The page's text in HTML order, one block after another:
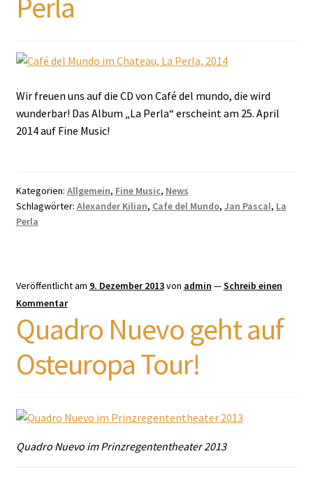
Wir freuen uns auf die CD von Café del mundo, die wird
wunderbar! Das Album „La Perla“ erscheint am 25. April
2014 auf Fine Music!
Kategorien: Allgemein, Fine Music, News
Schlagwörter: Alexander Kilian, Cafe del Mundo, Jan Pascal, La
Perla
Veröffentlicht am 9. Dezember 2013von admin —Schreib einen
Kommentar
Quadro Nuevo geht auf
Osteuropa Tour!
Quadro Nuevo im Prinzregententheater 2013